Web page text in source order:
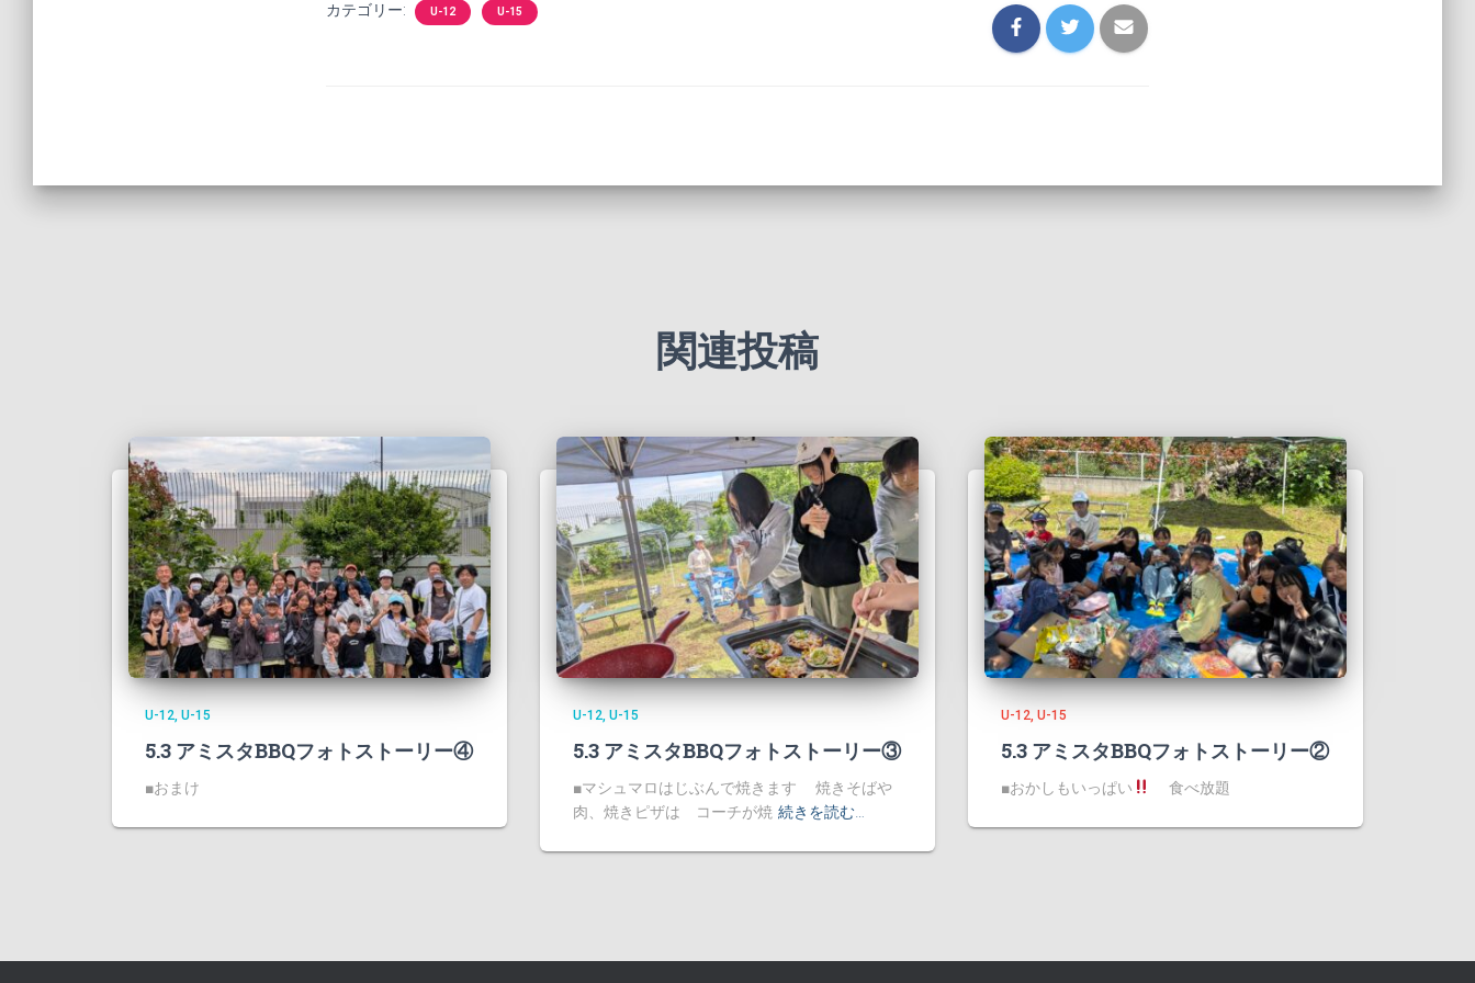
カテゴリー: U-12 U-15
関連投稿
U-12 U-15
5.3 アミスタBBQフォトストーリー④
■おまけ
U-12 U-15
5.3 アミスタBBQフォトストーリー③
■マシュマロはじぶんで焼きます 焼きそばや
肉、焼きピザは コーチが焼 続きを読む…
U-12 U-15
5.3 アミスタBBQフォトストーリー②
■おかしもいっぱい 食べ放題